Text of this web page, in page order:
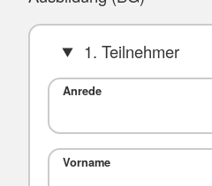
1. Teilnehmer
Anrede
Vorname